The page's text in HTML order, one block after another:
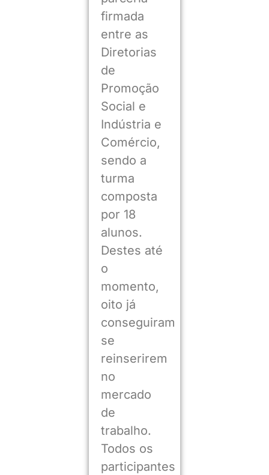
firmada
entre as
Diretorias
de
Promoção
Social e
Indústria e
Comércio,
sendo a
turma
composta
por 18
alunos.
Destes até
o
momento,
oito já
conseguiram
se
reinserirem
no
mercado
de
trabalho.
Todos os
participantes